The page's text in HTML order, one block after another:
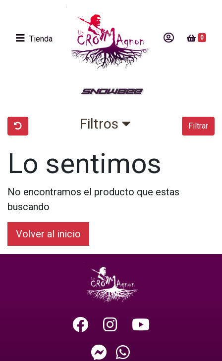
Tienda 0
SNOWBEE
Filtros Filtrar
Lo sentimos
No encontramos el producto que estas
buscando
Volver al inicio